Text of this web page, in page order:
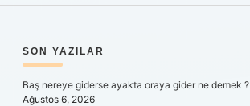
SIDEBAR
SON YAZILAR
Baş nereye giderse ayakta oraya gider ne demek ?
Ağustos 6, 2026